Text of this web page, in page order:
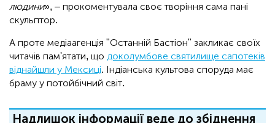
людини», – прокоментувала своє творіння сама пані
скульптор.
А проте медіаагенція "Останній Бастіон" закликає своїх
читачів пам'ятати, що доколумбове святилище сапотеків
віднайшли у Мексиці. Індіанська культова споруда має
браму у потойбічний світ.
Надлишок інформації веде до збіднення